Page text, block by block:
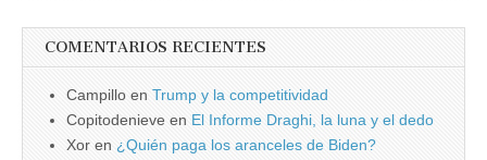
COMENTARIOS RECIENTES
Campillo en Trump y la competitividad
Copitodenieve en El Informe Draghi, la luna y el dedo
Xor en ¿Quién paga los aranceles de Biden?